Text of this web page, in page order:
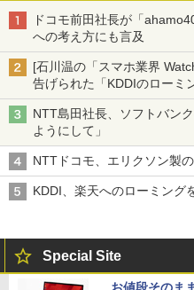
ドコモ前田社長が「
への考え方にも言及
[石川温の「スマホ業界
告げられた「KDDIのローミ
穴と楽天モバイルの課題
NTT島田社長、ソフトバン
ようにして」
NTTドコモ、エリクソン製
KDDI、楽天へのローミング
Special Site